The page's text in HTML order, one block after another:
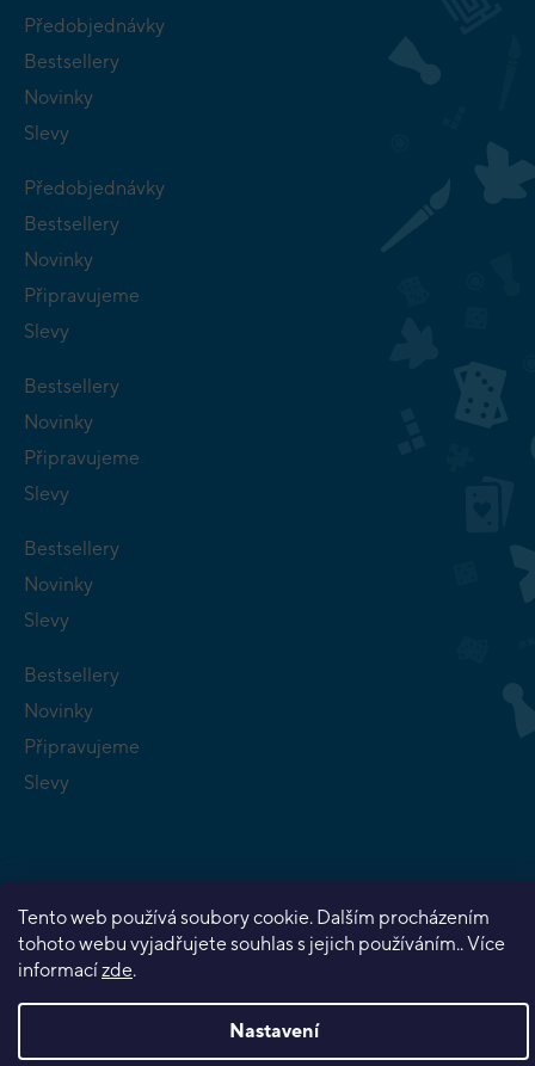
Tento web používá soubory cookie. Dalším procházením
tohoto webu vyjadřujete souhlas s jejich používáním.. Více
informacízde.
Nastavení
Předobjednávky
Bestsellery
Novinky
Slevy
Předobjednávky
Bestsellery
Novinky
Připravujeme
Slevy
Bestsellery
Novinky
Připravujeme
Slevy
Bestsellery
Novinky
Slevy
Bestsellery
Novinky
Připravujeme
Slevy
Vytvořil Shoptet Premium
Copyright 2026 Planeta her . Všechna práva vyhrazena.